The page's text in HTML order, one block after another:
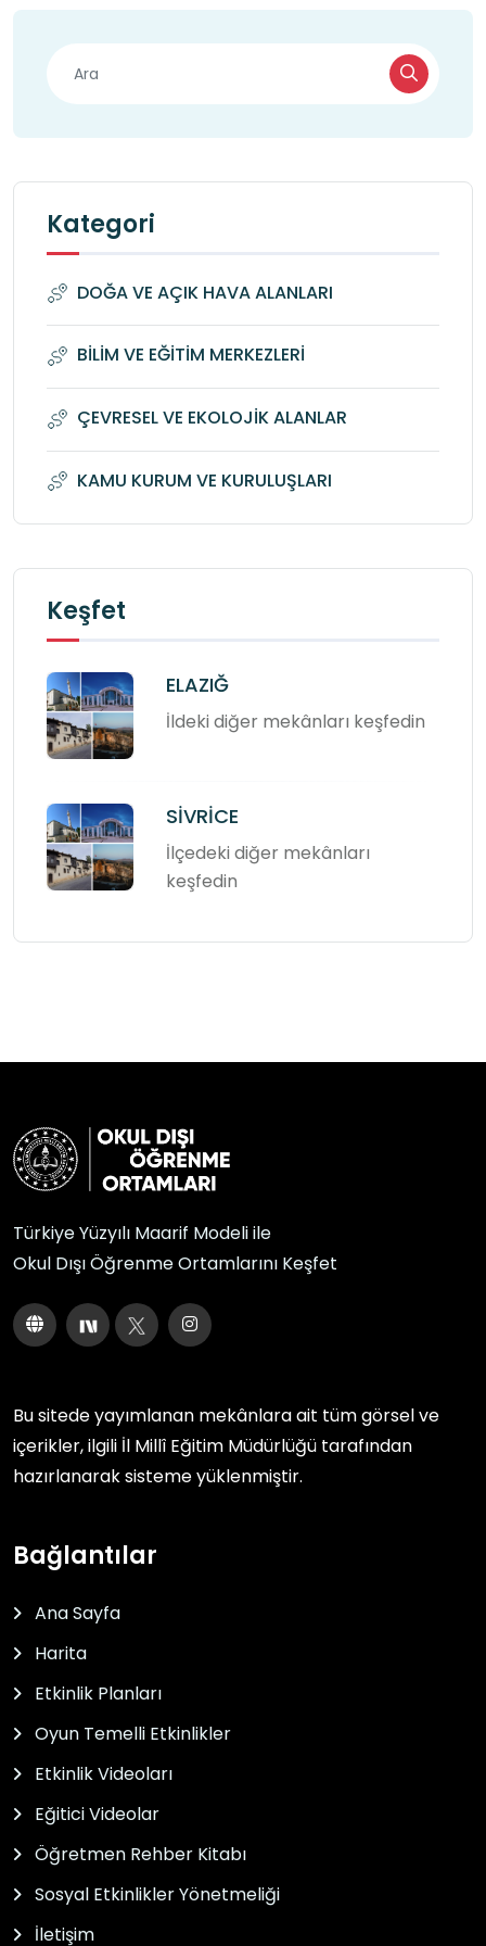
Kategori
DOĞA VE AÇIK HAVA ALANLARI
BİLİM VE EĞİTİM MERKEZLERİ
ÇEVRESEL VE EKOLOJİK ALANLAR
KAMU KURUM VE KURULUŞLARI
Keşfet
ELAZIĞ
İldeki diğer mekânları keşfedin
SİVRİCE
İlçedeki diğer mekânları
keşfedin
Türkiye Yüzyılı Maarif Modeli ile
Okul Dışı Öğrenme Ortamlarını Keşfet
Bu sitede yayımlanan mekânlara ait tüm görsel ve
içerikler, ilgili İl Millî Eğitim Müdürlüğü tarafından
hazırlanarak sisteme yüklenmiştir.
Bağlantılar
Ana Sayfa
Harita
Etkinlik Planları
Oyun Temelli Etkinlikler
Etkinlik Videoları
Eğitici Videolar
Öğretmen Rehber Kitabı
Sosyal Etkinlikler Yönetmeliği
İletişim